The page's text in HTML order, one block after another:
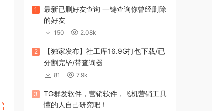
1
最新已删好友查询 一键查询你曾经删除
的好友
150 2.08k
2
【独家发布】社工库16.9G打包下载/已
分割完毕/带查询器
81 7.9k
3
TG群发软件，营销软件，飞机营销工具
懂的人自己研究吧！